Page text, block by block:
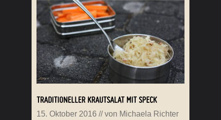
TRADITIONELLER KRAUTSALAT MIT SPECK
15. Oktober 2016 // von Michaela Richter